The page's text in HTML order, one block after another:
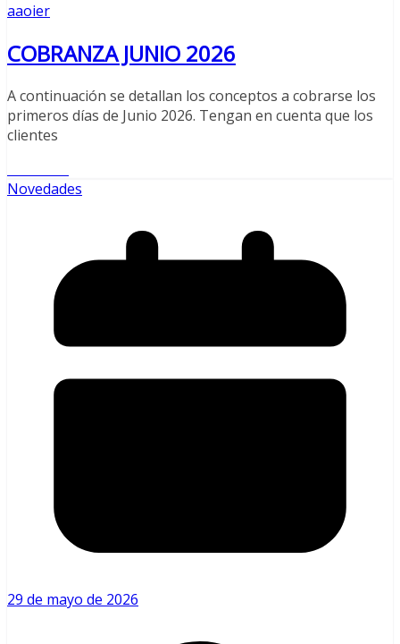
aaoier
COBRANZA JUNIO 2026
A continuación se detallan los conceptos a cobrarse los
primeros días de Junio 2026. Tengan en cuenta que los
clientes
Novedades
29 de mayo de 2026